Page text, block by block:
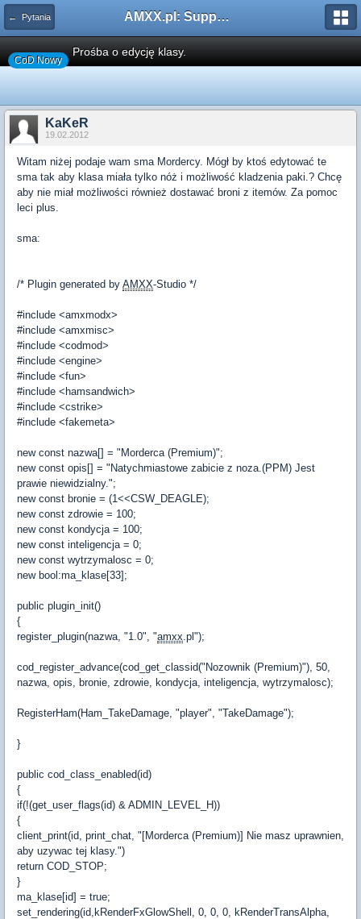
← Pytania AMXX.pl: Support AMX Mod X i SourceMod
CoD Nowy
Prośba o edycję klasy.
KaKeR
19.02.2012
Witam niżej podaje wam sma Mordercy. Mógł by ktoś edytować te
sma tak aby klasa miała tylko nóż i możliwość kladzenia paki.? Chcę
aby nie miał możliwości również dostawać broni z itemów. Za pomoc
leci plus.
sma:
/* Plugin generated by AMXX-Studio */
#include <amxmodx>
#include <amxmisc>
#include <codmod>
#include <engine>
#include <fun>
#include <hamsandwich>
#include <cstrike>
#include <fakemeta>
new const nazwa[] = "Morderca (Premium)";
new const opis[] = "Natychmiastowe zabicie z noza.(PPM) Jest
prawie niewidzialny.";
new const bronie = (1<<CSW_DEAGLE);
new const zdrowie = 100;
new const kondycja = 100;
new const inteligencja = 0;
new const wytrzymalosc = 0;
new bool:ma_klase[33];
public plugin_init()
{
register_plugin(nazwa, "1.0", "amxx.pl");
cod_register_advance(cod_get_classid("Nozownik (Premium)"), 50,
nazwa, opis, bronie, zdrowie, kondycja, inteligencja, wytrzymalosc);
RegisterHam(Ham_TakeDamage, "player", "TakeDamage");
}
public cod_class_enabled(id)
{
if(!(get_user_flags(id) & ADMIN_LEVEL_H))
{
client_print(id, print_chat, "[Morderca (Premium)] Nie masz uprawnien,
aby uzywac tej klasy.")
return COD_STOP;
}
ma_klase[id] = true;
set_rendering(id,kRenderFxGlowShell, 0, 0, 0, kRenderTransAlpha,